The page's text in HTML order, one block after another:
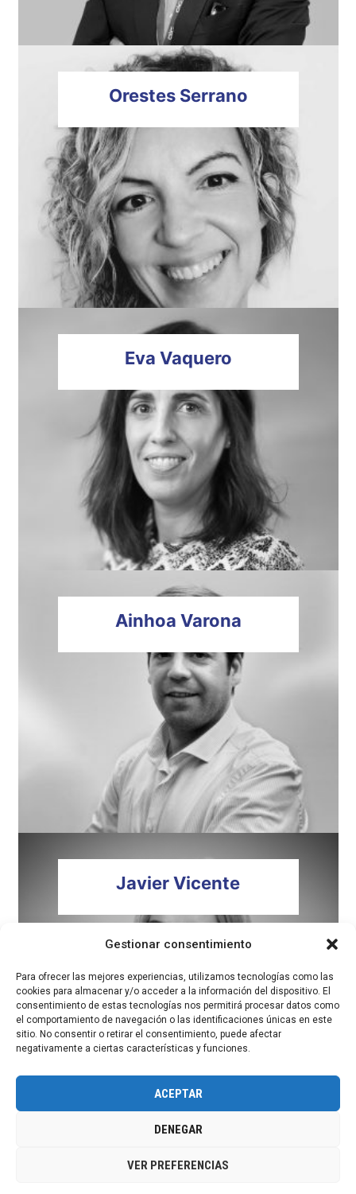
Gestionar consentimiento
Para ofrecer las mejores experiencias, utilizamos tecnologías como las
cookies para almacenar y/o acceder a la información del dispositivo. El
consentimiento de estas tecnologías nos permitirá procesar datos como
el comportamiento de navegación o las identificaciones únicas en este
sitio. No consentir o retirar el consentimiento, puede afectar
negativamente a ciertas características y funciones.
ACEPTAR
DENEGAR
VER PREFERENCIAS
OrestesSerrano
Eva Vaquero
Ainhoa Varona
JavierVicente